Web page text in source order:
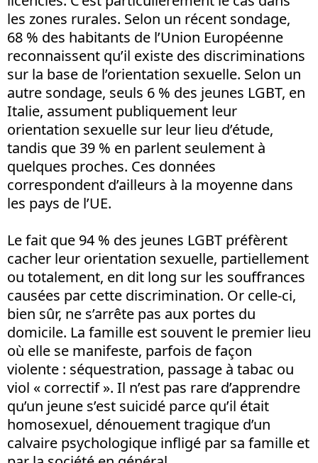
les zones rurales. Selon un récent sondage,
68 % des habitants de l’Union Européenne
reconnaissent qu’il existe des discriminations
sur la base de l’orientation sexuelle. Selon un
autre sondage, seuls 6 % des jeunes LGBT, en
Italie, assument publiquement leur
orientation sexuelle sur leur lieu d’étude,
tandis que 39 % en parlent seulement à
quelques proches. Ces données
correspondent d’ailleurs à la moyenne dans
les pays de l’UE.
Le fait que 94 % des jeunes LGBT préfèrent
cacher leur orientation sexuelle, partiellement
ou totalement, en dit long sur les souffrances
causées par cette discrimination. Or celle-ci,
bien sûr, ne s’arrête pas aux portes du
domicile. La famille est souvent le premier lieu
où elle se manifeste, parfois de façon
violente : séquestration, passage à tabac ou
viol « correctif ». Il n’est pas rare d’apprendre
qu’un jeune s’est suicidé parce qu’il était
homosexuel, dénouement tragique d’un
calvaire psychologique infligé par sa famille et